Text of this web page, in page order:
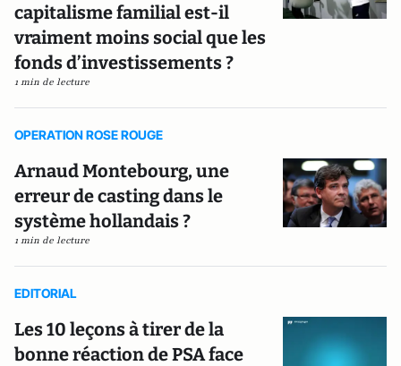
capitalisme familial est-il
vraiment moins social que les
fonds d’investissements ?
1 min de lecture
OPERATION ROSE ROUGE
Arnaud Montebourg, une
erreur de casting dans le
système hollandais ?
1 min de lecture
EDITORIAL
Les 10 leçons à tirer de la
bonne réaction de PSA face